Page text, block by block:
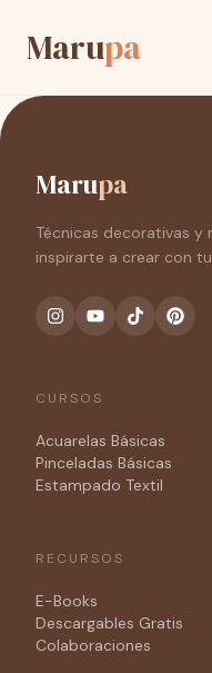
Marupa
Marupa
Técnicas decorativas y
inspirarte a crear con
CURSOS
Acuarelas Básicas
Pinceladas Básicas
Estampado Textil
RECURSOS
E-Books
Descargables Gratis
Colaboraciones